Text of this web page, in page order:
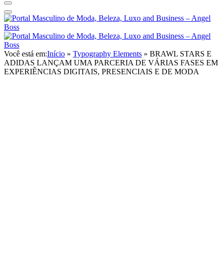
Você está em:Início » Typography Elements » BRAWL STARS E
ADIDAS LANÇAM UMA PARCERIA DE VÁRIAS FASES EM
EXPERIÊNCIAS DIGITAIS, PRESENCIAIS E DE MODA